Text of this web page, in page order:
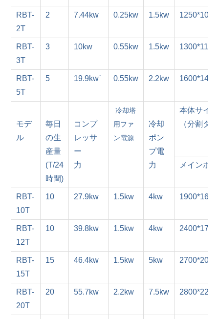
RBT-
2T
2 7.44kw 0.25kw 1.5kw
RBT-
3T
3 10kw 0.55kw 1.5kw
RBT-
5T
5 19.9kw` 0.55kw 2.2kw
モデ
ル
毎日
の生
産量
(T/24
時間)
コンプ
レッサ
ー
力
冷却塔
用ファ
ン電源
冷却
ポン
プ電
力
本体サイ
（分割タ
メインホ
RBT-
10T
10 27.9kw 1.5kw 4kw
RBT-
12T
10 39.8kw 1.5kw 4kw
RBT-
15T
15 46.4kw 1.5kw 5kw
RBT-
20T
20 55.7kw 2.2kw 7.5kw